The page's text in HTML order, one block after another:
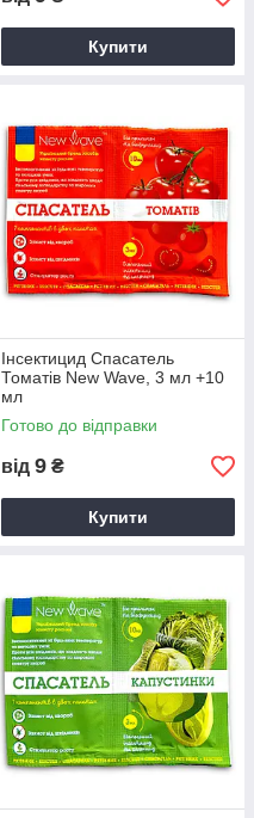
Купити
Інсектицид Спасатель
Томатів New Wave, 3 мл +10
мл
Готово до відправки
від 9 ₴
Купити